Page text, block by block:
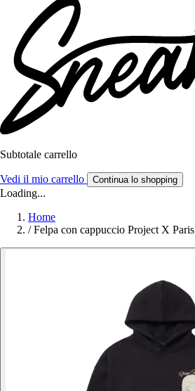
Subtotale carrello
Vedi il mio carrello Continua lo shopping
Loading...
Home
/ Felpa con cappuccio Project X Paris